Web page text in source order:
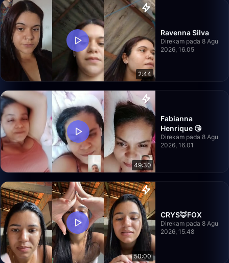
2:44
Ravenna Silva
Direkam pada 8 Agu
2026, 16.05
49:30
Fabianna
Henrique 😘
Direkam pada 8 Agu
2026, 16.01
50:00
CRYS🦊FOX
Direkam pada 8 Agu
2026, 15.48